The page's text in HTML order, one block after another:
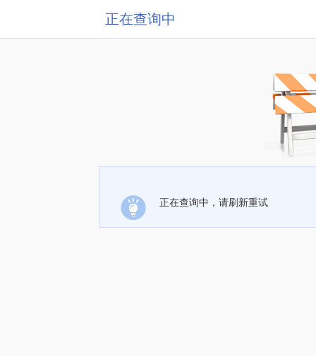
正在查询中
正在查询中，请刷新重试